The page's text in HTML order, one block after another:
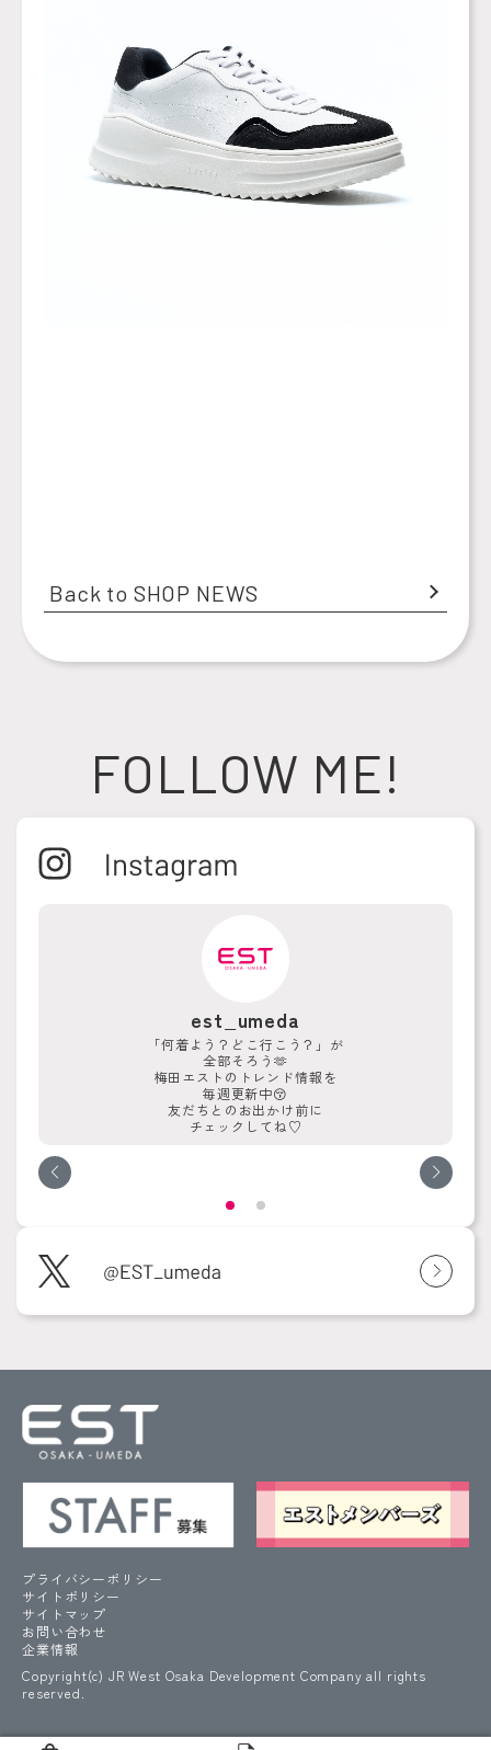
Back to SHOP NEWS
FOLLOW ME!
est_umeda
「何着よう？どこ行こう？」が
全部そろう🫶
梅田エストのトレンド情報を
毎週更新中😚
友だちとのお出かけ前に
チェックしてね♡
プライバシーポリシー
サイトポリシー
サイトマップ
お問い合わせ
企業情報
Copyright(c) JR West Osaka Development Company all rights
reserved.